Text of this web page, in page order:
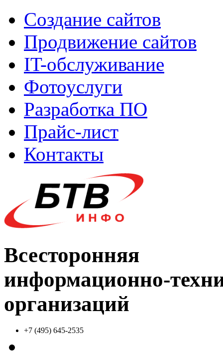
Создание сайтов
Продвижение сайтов
IT-обслуживание
Фотоуслуги
Разработка ПО
Прайс-лист
Контакты
Всесторонняя
информационно-
организаций
+7 (495) 645-2535